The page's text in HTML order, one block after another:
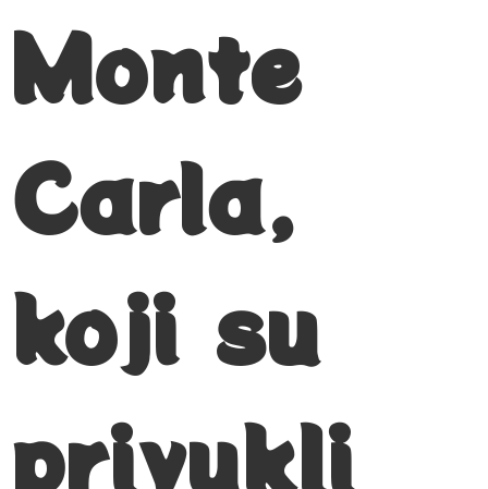
Monte
Carla,
koji su
privukli